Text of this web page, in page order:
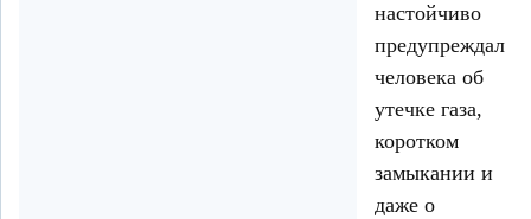
настойчиво
предупреждал
человека об
утечке газа,
коротком
замыкании и
даже о